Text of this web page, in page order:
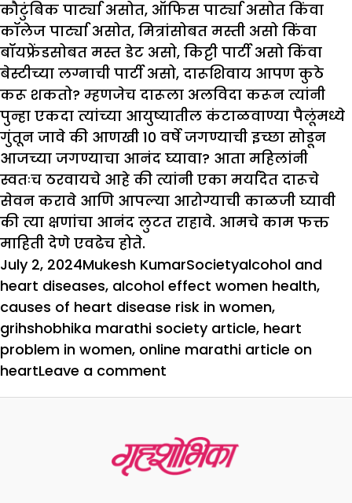
कौटुंबिक पार्ट्या असोत, ऑफिस पार्ट्या असोत किंवा
कॉलेज पार्ट्या असोत, मित्रांसोबत मस्ती असो किंवा
बॉयफ्रेंडसोबत मस्त डेट असो, किट्टी पार्टी असो किंवा
बेस्टीच्या लग्नाची पार्टी असो, दारूशिवाय आपण कुठे
करू शकतो? म्हणजेच दारूला अलविदा करून त्यांनी
पुन्हा एकदा त्यांच्या आयुष्यातील कंटाळवाण्या पैलूंमध्ये
गुंतून जावे की आणखी 10 वर्षे जगण्याची इच्छा सोडून
आजच्या जगण्याचा आनंद घ्यावा? आता महिलांनी
स्वतःच ठरवायचे आहे की त्यांनी एका मर्यादेत दारूचे
सेवन करावे आणि आपल्या आरोग्याची काळजी घ्यावी
की त्या क्षणांचा आनंद लुटत राहावे. आमचे काम फक्त
माहिती देणे एवढेच होते.
Posted
on
July 2, 2024Author
Mukesh KumarCategories
SocietyTags
alcohol and
heart diseases, alcohol effect women health,
causes of heart disease risk in women,
grihshobhika marathi society article, heart
problem in women, online marathi article on
heartLeave a comment
हृदयाचे
ऐका
किंवा